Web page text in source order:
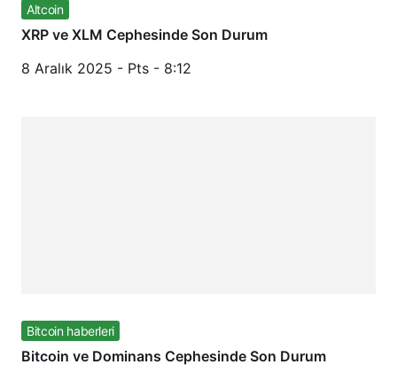
Altcoin
XRP ve XLM Cephesinde Son Durum
8 Aralık 2025 - Pts - 8:12
Bitcoin haberleri
Bitcoin ve Dominans Cephesinde Son Durum